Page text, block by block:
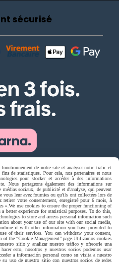
sécurisé
rapide
de notre site et analyser notre trafic et
de statistiques. Pour cela, nos partenaires et nous
pour stocker et accéder à des informations
Nous partageons également des informations sur
sociaux, de publicité et d'analyse, qui peuvent
vous leur avez fournies ou qu'ils ont collectées lors de
votre consentement, enregistré pour 6 mois, à
». We use cookies to ensure the proper functioning of
better experience for statistical purposes. To do this,
to store and access personal information such
about your use of our site with our social media,
it with other information you have provided to
of their services. You can withdraw your consent,
the “Cookie Management” page. Utilizamos cookies
sitio y analizar nuestro tráfico y ofrecerle una
esto, nosotros y nuestros socios podemos usar
a información personal como su visita a nuestro
uso de nuestro sitio con nuestros socios de redes